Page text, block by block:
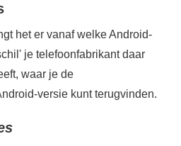
het er vanaf welke Android-
je telefoonfabrikant daar
waar je de
versie kunt terugvinden.